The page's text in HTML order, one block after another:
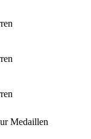
Medaillen